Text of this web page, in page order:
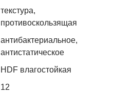
текстура,
противоскользящая
антибактериальное,
антистатическое
HDF влагостойкая
12